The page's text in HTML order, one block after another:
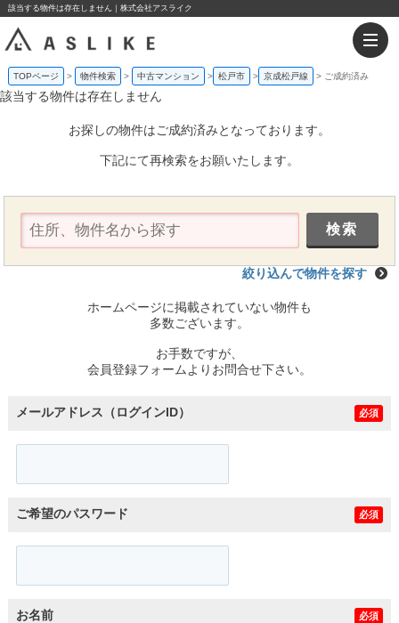
該当する物件は存在しません｜株式会社アスライク
TOPページ 物件検索 中古マンション 松戸市 京成松戸線 ご成約済み
該当する物件は存在しません
お探しの物件はご成約済みとなっております。
下記にて再検索をお願いたします。
絞り込んで物件を探す
ホームページに掲載されていない物件も
多数ございます。
お手数ですが、
会員登録フォームよりお問合せ下さい。
メールアドレス（ログインID） 必須
ご希望のパスワード 必須
お名前 必須